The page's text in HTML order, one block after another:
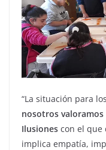
“La situación para
nosotros
Ilusiones con el que
implica empatía,